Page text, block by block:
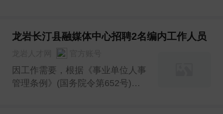
方案公告如下：
龙岩长汀县融媒体中心招聘2名编内工作人员
因工作需要，根据《事业单位人事
管理条例》(国务院令第652号)及